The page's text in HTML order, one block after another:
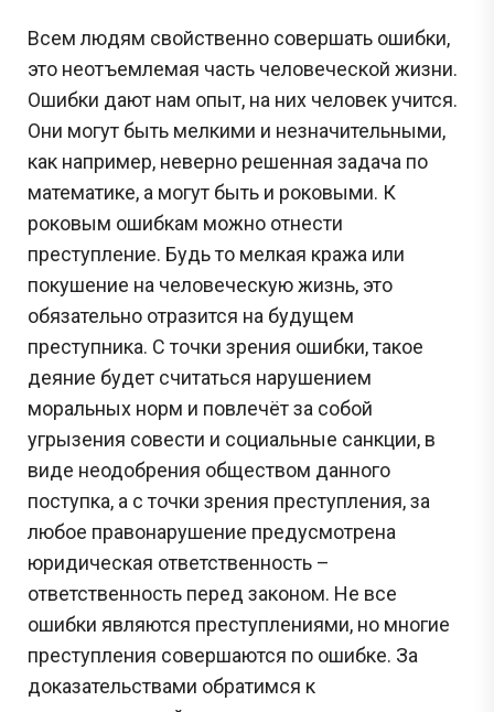
Всем людям свойственно совершать ошибки,
это неотъемлемая часть человеческой жизни.
Ошибки дают нам опыт, на них человек учится.
Они могут быть мелкими и незначительными,
как например, неверно решенная задача по
математике, а могут быть и роковыми. К
роковым ошибкам можно отнести
преступление. Будь то мелкая кража или
покушение на человеческую жизнь, это
обязательно отразится на будущем
преступника. С точки зрения ошибки, такое
деяние будет считаться нарушением
моральных норм и повлечёт за собой
угрызения совести и социальные санкции, в
виде неодобрения обществом данного
поступка, а с точки зрения преступления, за
любое правонарушение предусмотрена
юридическая ответственность –
ответственность перед законом. Не все
ошибки являются преступлениями, но многие
преступления совершаются по ошибке. За
доказательствами обратимся к